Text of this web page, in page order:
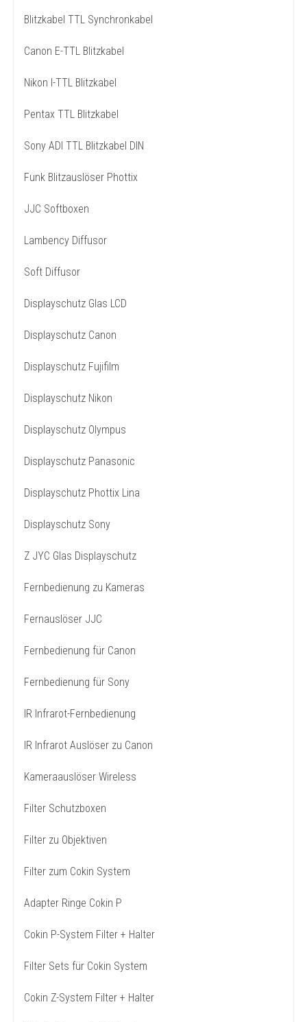
Blitzkabel TTL Synchronkabel
Canon E-TTL Blitzkabel
Nikon I-TTL Blitzkabel
Pentax TTL Blitzkabel
Sony ADI TTL Blitzkabel DIN
Funk Blitzauslöser Phottix
JJC Softboxen
Lambency Diffusor
Soft Diffusor
Displayschutz Glas LCD
Displayschutz Canon
Displayschutz Fujifilm
Displayschutz Nikon
Displayschutz Olympus
Displayschutz Panasonic
Displayschutz Phottix Lina
Displayschutz Sony
Z JYC Glas Displayschutz
Fernbedienung zu Kameras
Fernauslöser JJC
Fernbedienung für Canon
Fernbedienung für Sony
IR Infrarot-Fernbedienung
IR Infrarot Auslöser zu Canon
Kameraauslöser Wireless
Filter Schutzboxen
Filter zu Objektiven
Filter zum Cokin System
Adapter Ringe Cokin P
Cokin P-System Filter + Halter
Filter Sets für Cokin System
Cokin Z-System Filter + Halter